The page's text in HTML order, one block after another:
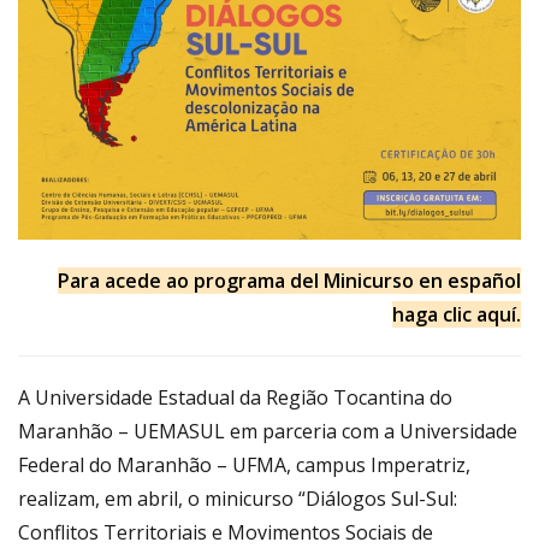
Para acede ao programa del Minicurso en español
haga clic aquí.
A Universidade Estadual da Região Tocantina do
Maranhão – UEMASUL em parceria com a Universidade
Federal do Maranhão – UFMA, campus Imperatriz,
realizam, em abril, o minicurso “Diálogos Sul-Sul:
Conflitos Territoriais e Movimentos Sociais de